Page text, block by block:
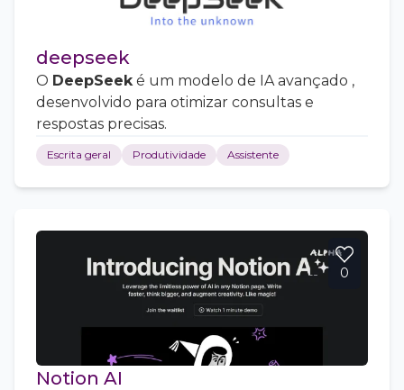
deepseek
O DeepSeeké um modelo de IA avançado ,
desenvolvido para otimizar consultas e
respostas precisas.
Escrita geral Produtividade Assistente
0
Notion AI